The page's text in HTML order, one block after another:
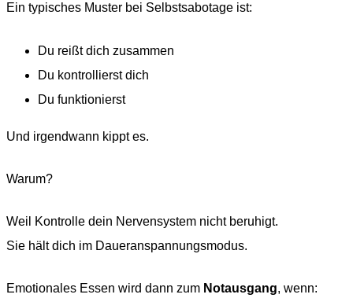
Ein typisches Muster bei Selbstsabotage ist:
Du reißt dich zusammen
Du kontrollierst dich
Du funktionierst
Und irgendwann kippt es.
Warum?
Weil Kontrolle dein Nervensystem nicht beruhigt.
Sie hält dich im Daueranspannungsmodus.
Emotionales Essen wird dann zum Notausgang, wenn: